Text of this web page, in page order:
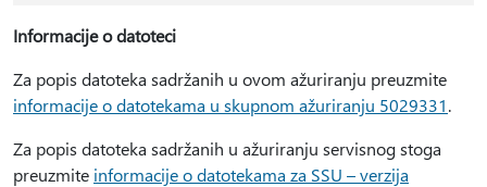
Informacije o datoteci
Za popis datoteka sadržanih u ovom ažuriranju preuzmite
informacije o datotekama u skupnom ažuriranju 5029331.
Za popis datoteka sadržanih u ažuriranju servisnog stoga
preuzmite informacije o datotekama za SSU – verzija